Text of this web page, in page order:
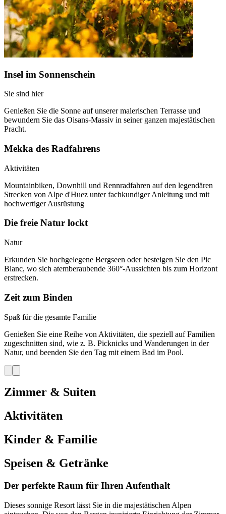
Insel im Sonnenschein
Sie sind hier
Genießen Sie die Sonne auf unserer malerischen Terrasse und
bewundern Sie das Oisans-Massiv in seiner ganzen majestätischen
Pracht.
Mekka des Radfahrens
Aktivitäten
Mountainbiken, Downhill und Rennradfahren auf den legendären
Strecken von Alpe d'Huez unter fachkundiger Anleitung und mit
hochwertiger Ausrüstung
Die freie Natur lockt
Natur
Erkunden Sie hochgelegene Bergseen oder besteigen Sie den Pic
Blanc, wo sich atemberaubende 360°-Aussichten bis zum Horizont
erstrecken.
Zeit zum Binden
Spaß für die gesamte Familie
Genießen Sie eine Reihe von Aktivitäten, die speziell auf Familien
zugeschnitten sind, wie z. B. Picknicks und Wanderungen in der
Natur, und beenden Sie den Tag mit einem Bad im Pool.
Zimmer & Suiten
Aktivitäten
Kinder & Familie
Speisen & Getränke
Der perfekte Raum für Ihren Aufenthalt
Dieses sonnige Resort lässt Sie in die majestätischen Alpen